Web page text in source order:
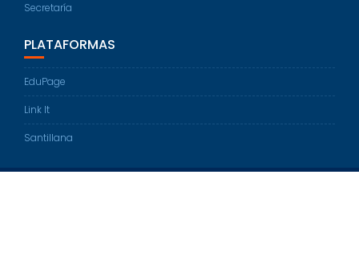
Secretaría
PLATAFORMAS
EduPage
Link It
Santillana